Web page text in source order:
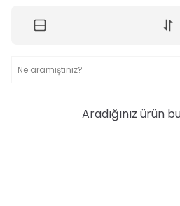
Aradığınız ürün